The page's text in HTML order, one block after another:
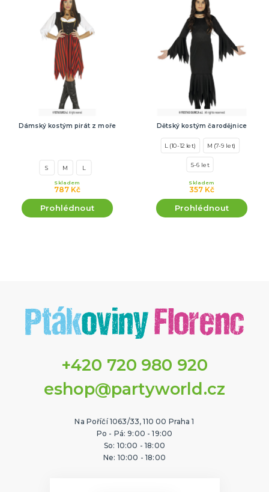
Dámský kostým pirát z moře
S M L
787 Kč
Skladem
Prohlédnout
Dětský kostým čarodějnice
L (10-12 let) M (7-9 let)
5-6 let
357 Kč
Skladem
Prohlédnout
+420 720 980 920
eshop@partyworld.cz
Na Poříčí 1063/33, 110 00 Praha 1
Po - Pá: 9:00 - 19:00
So: 10:00 - 18:00
Ne: 10:00 - 18:00